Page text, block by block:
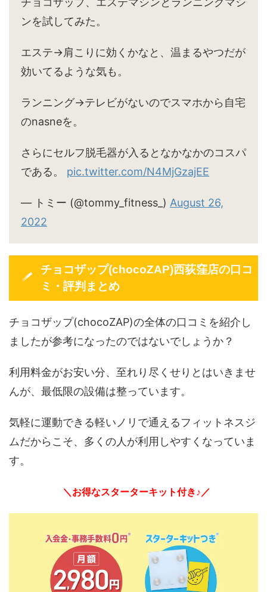
ンを試してみた。
エステ→肩こりに効くかなと、温まるやつだが
効いてるような気も。
ランニング→テレビがないのでスマホから自宅
のnasneを。
さらにセルフ脱毛器が入るとなかなかのコスパ
である。 pic.twitter.com/N4MjGzajEE
— トミー (@tommy_fitness_) August 26,
2022
チョコザップ(chocoZAP)西荻窪店の口コ
ミ・評判まとめ
チョコザップ(chocoZAP)の全体の口コミを紹介し
ましたが参考になったのではないでしょうか？
利用料金がお安い分、至れり尽くせりとはいきませ
んが、最低限の設備は整っています。
気軽に運動できる軽いノリで通えるフィットネスジ
ムだからこそ、多くの人が利用しやすくなっていま
す。
＼お得なスターターキット付き♪／